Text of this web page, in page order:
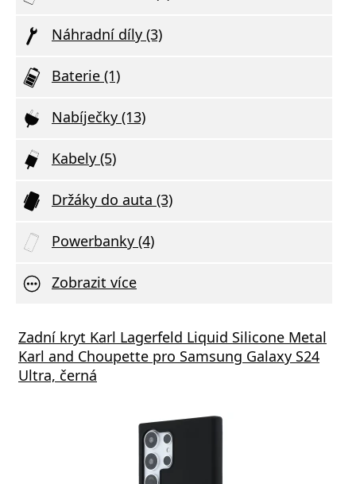
Náhradní díly (3)
Baterie (1)
Nabíječky (13)
Kabely (5)
Držáky do auta (3)
Powerbanky (4)
Zobrazit více
Zadní kryt Karl Lagerfeld Liquid Silicone Metal
Karl and Choupette pro Samsung Galaxy S24
Ultra, černá
nabíječka FIXED Mini s USB-C a USB
podpora PD, 45W, bílá